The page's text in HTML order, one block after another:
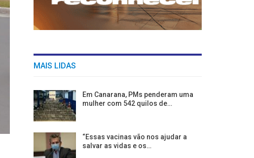
MAIS LIDAS
Em Canarana, PMs penderam uma
mulher com 542 quilos de…
“Essas vacinas vão nos ajudar a
salvar as vidas e os…